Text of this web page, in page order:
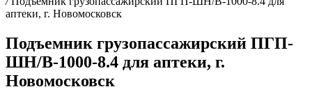
аптеки, г. Новомосковск
Подъемник грузопассажирский ПГП-
ШН/В-1000-8.4 для аптеки, г.
Новомосковск